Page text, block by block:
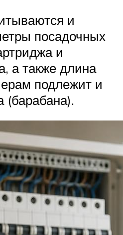
и
посадочных
и
а также длина
подлежит и
(барабана).